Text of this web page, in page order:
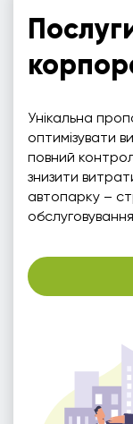
Унікальна
оптимізувати
повний
знизити
автопарку –